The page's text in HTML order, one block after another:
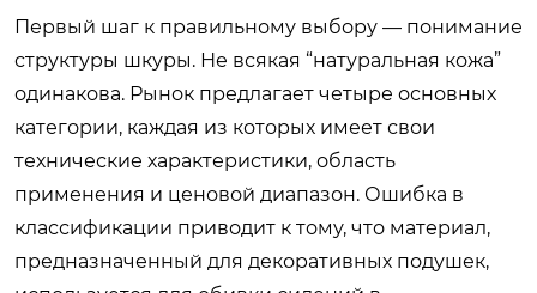
Первый шаг к правильному выбору — понимание
структуры шкуры. Не всякая “натуральная кожа”
одинакова. Рынок предлагает четыре основных
категории, каждая из которых имеет свои
технические характеристики, область
применения и ценовой диапазон. Ошибка в
классификации приводит к тому, что материал,
предназначенный для декоративных подушек,